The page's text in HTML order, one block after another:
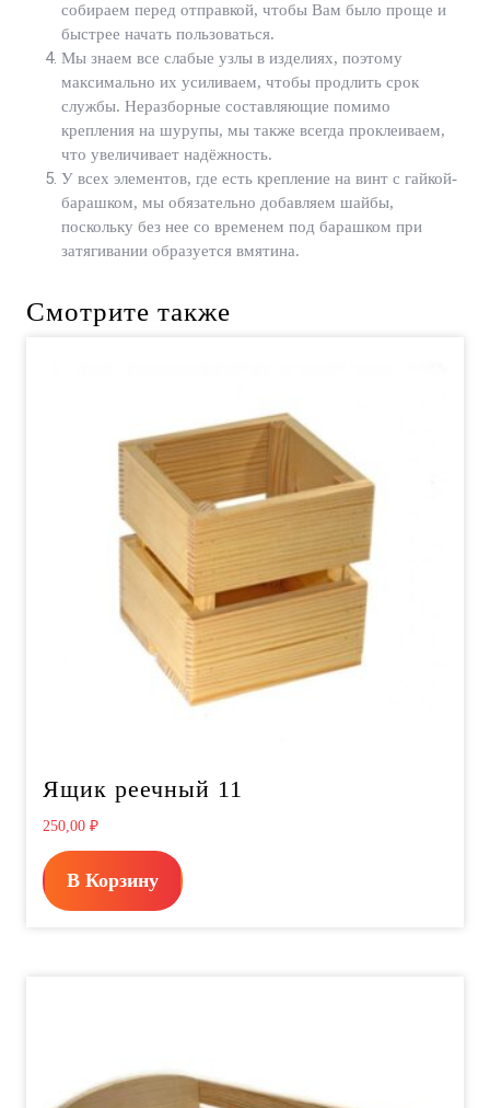
собираем перед отправкой, чтобы Вам было проще и
быстрее начать пользоваться.
Мы знаем все слабые узлы в изделиях, поэтому
максимально их усиливаем, чтобы продлить срок
службы. Неразборные составляющие помимо
крепления на шурупы, мы также всегда проклеиваем,
что увеличивает надёжность.
У всех элементов, где есть крепление на винт с гайкой-
барашком, мы обязательно добавляем шайбы,
поскольку без нее со временем под барашком при
затягивании образуется вмятина.
Смотрите также
Ящик реечный 11
250,00 ₽
В Корзину